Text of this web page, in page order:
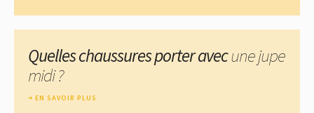
Quelles chaussures porter avecune jupe
midi ?
EN SAVOIR PLUS